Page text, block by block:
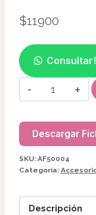
$11900
Consultar!
ESPEJO
PLEGABLE
USB
NO
cantidad
Descargar
SKU: AF50004
Categoría:
Descripción